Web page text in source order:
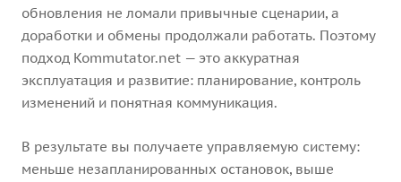
обновления не ломали привычные сценарии, а
доработки и обмены продолжали работать. Поэтому
подход Kommutator.net — это аккуратная
эксплуатация и развитие: планирование, контроль
изменений и понятная коммуникация.
В результате вы получаете управляемую систему:
меньше незапланированных остановок, выше